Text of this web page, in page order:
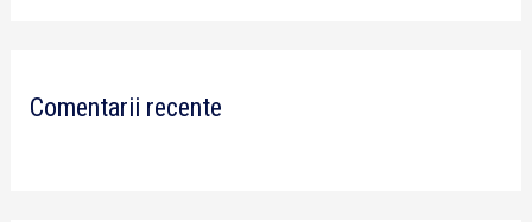
Comentarii recente